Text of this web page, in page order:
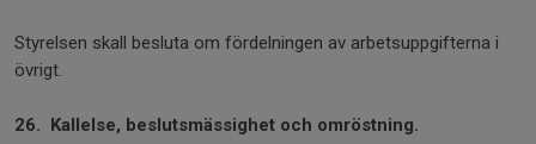
Styrelsen skall besluta om fördelningen av arbetsuppgifterna i
övrigt.
26. Kallelse, beslutsmässighet och omröstning.